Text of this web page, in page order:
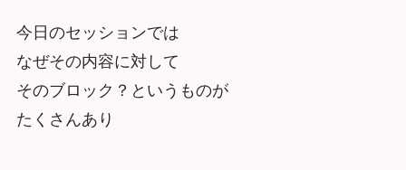
今日のセッションでは
なぜその内容に対して
そのブロック？というものが
たくさんあり